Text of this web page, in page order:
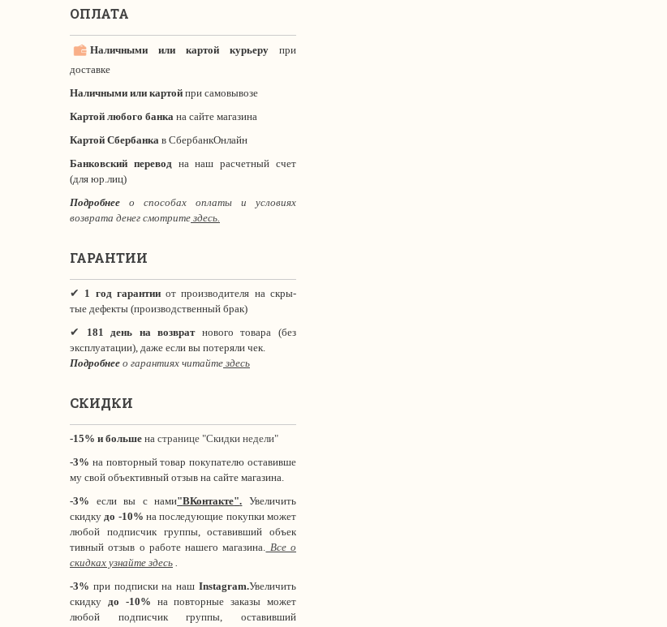
ОПЛАТА
Наличными или картой курьеру при
доставке
Наличными или картой при самовывозе
Картой любого банка на сайте магазина
Картой Сбербанка в СбербанкОнлайн
Банковский перевод на наш расчетный счет
(для юр.лиц)
Подробнее о способах оплаты и условиях
возврата денег смотрите здесь.
ГАРАНТИИ
✔ 1 год гарантииот производителя на скры-
тые дефекты (производственный брак)
✔ 181 день на возвратнового товара (без
эксплуатации), даже если вы потеряли чек.
Подробнее о гарантиях читайте здесь
СКИДКИ
-15% и больше на странице "Скидки недели"
-3% на повторный товар покупателю оставивше
му свой объективный отзыв на сайте магазина.
-3% если вы с нами"ВКонтакте".
Увеличить
скидкудо -10% на последующие покупки может
любой подписчик группы, оставивший объек
тивный отзыв о работе нашего магазина. Все о
скидках узнайте здесь .
-3% при подписки на наш Instagram.Увеличить
скидку до -10% на повторные заказы может
любой подписчик группы, оставивший